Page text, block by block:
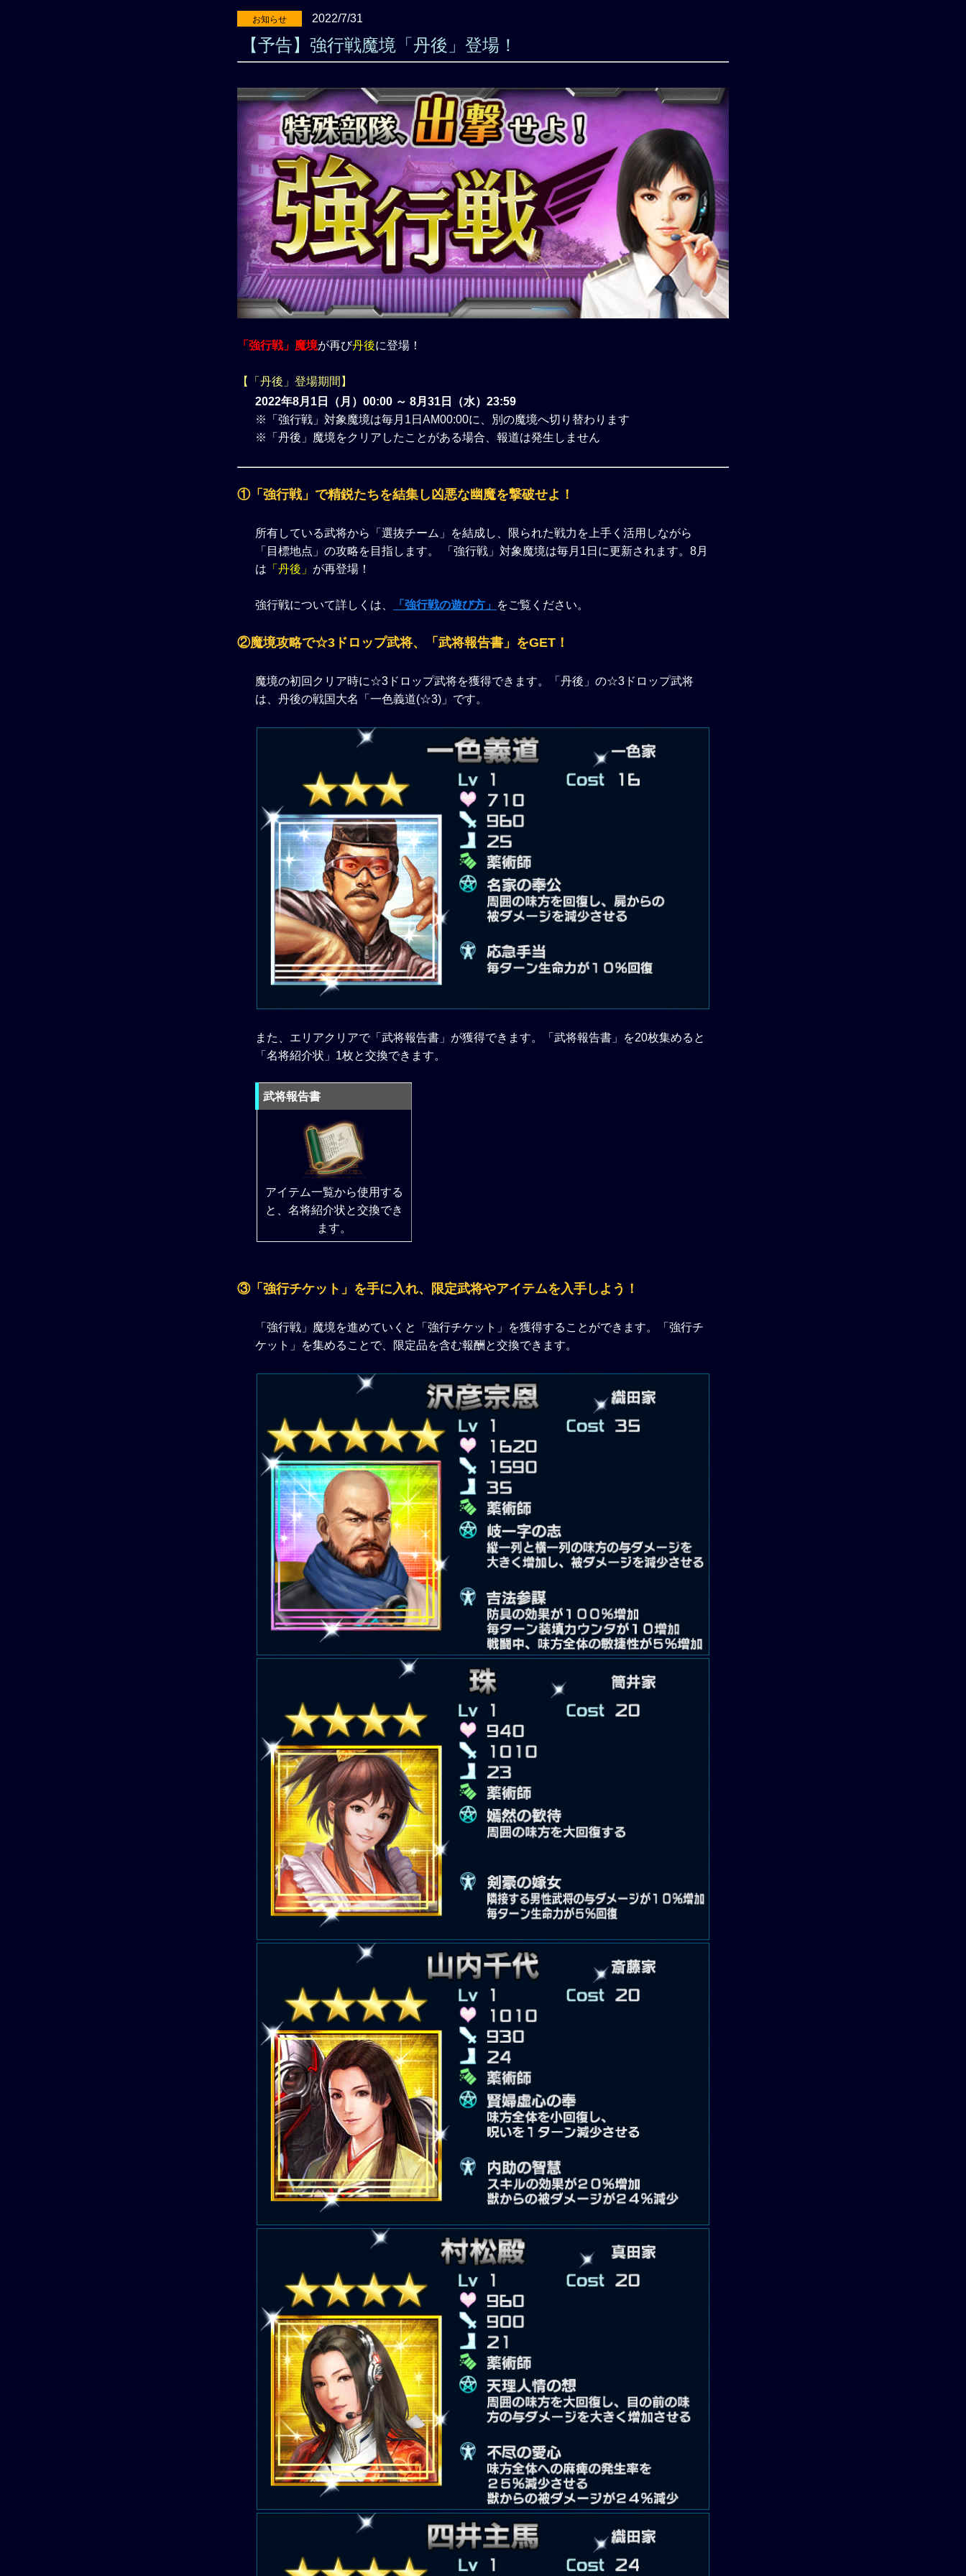
お知らせ 2022/7/31
【予告】強行戦魔境「丹後」登場！
「強行戦」魔境が再び丹後に登場！
【「丹後」登場期間】
2022年8月1日（月）00:00 ～ 8月31日（水）23:59
※「強行戦」対象魔境は毎月1日AM00:00に、別の魔境へ切り替わります
※「丹後」魔境をクリアしたことがある場合、報道は発生しません
①「強行戦」で精鋭たちを結集し凶悪な幽魔を撃破せよ！
所有している武将から「選抜チーム」を結成し、限られた戦力を上手く活用しながら
「目標地点」の攻略を目指します。 「強行戦」対象魔境は毎月1日に更新されます。8月
は 「丹後」 が再登場！
強行戦について詳しくは、 「強行戦の遊び方」 をご覧ください。
②魔境攻略で☆3ドロップ武将、「武将報告書」をGET！
魔境の初回クリア時に☆3ドロップ武将を獲得できます。「丹後」の☆3ドロップ武将
は、丹後の戦国大名「一色義道(☆3)」です。
また、エリアクリアで「武将報告書」が獲得できます。「武将報告書」を20枚集めると
「名将紹介状」1枚と交換できます。
武将報告書
アイテム一覧から使用する
と、名将紹介状と交換でき
ます。
③「強行チケット」を手に入れ、限定武将やアイテムを入手しよう！
「強行戦」魔境を進めていくと「強行チケット」を獲得することができます。「強行チ
ケット」を集めることで、限定品を含む報酬と交換できます。